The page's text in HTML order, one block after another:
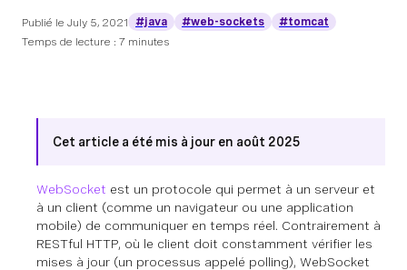
Publié le July 5, 2021 #java #web-sockets
#tomcat
Temps de lecture : 7 minutes
Cet article a été mis à jour en août 2025
WebSocket est un protocole qui permet à un serveur et
à un client (comme un navigateur ou une application
mobile) de communiquer en temps réel. Contrairement à
RESTful HTTP, où le client doit constamment vérifier les
mises à jour (un processus appelé polling), WebSocket